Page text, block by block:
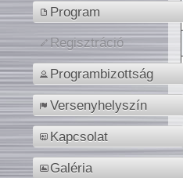
Program
Regisztráció
Programbizottság
Versenyhelyszín
Kapcsolat
Galéria